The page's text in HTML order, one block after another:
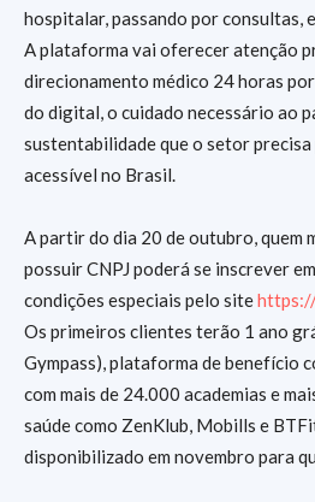
hospitalar, passando por consultas,
A plataforma vai oferecer atenção
direcionamento médico 24 horas
do digital, o cuidado necessário ao
sustentabilidade que o setor
acessível no Brasil.
A partir do dia 20 de outubro, quem
possuir CNPJ poderá se inscrever
condições especiais pelo site
Os primeiros clientes terão 1 ano
Gympass), plataforma de benefício
com mais de 24.000 academias e
saúde como ZenKlub, Mobills e
disponibilizado em novembro para